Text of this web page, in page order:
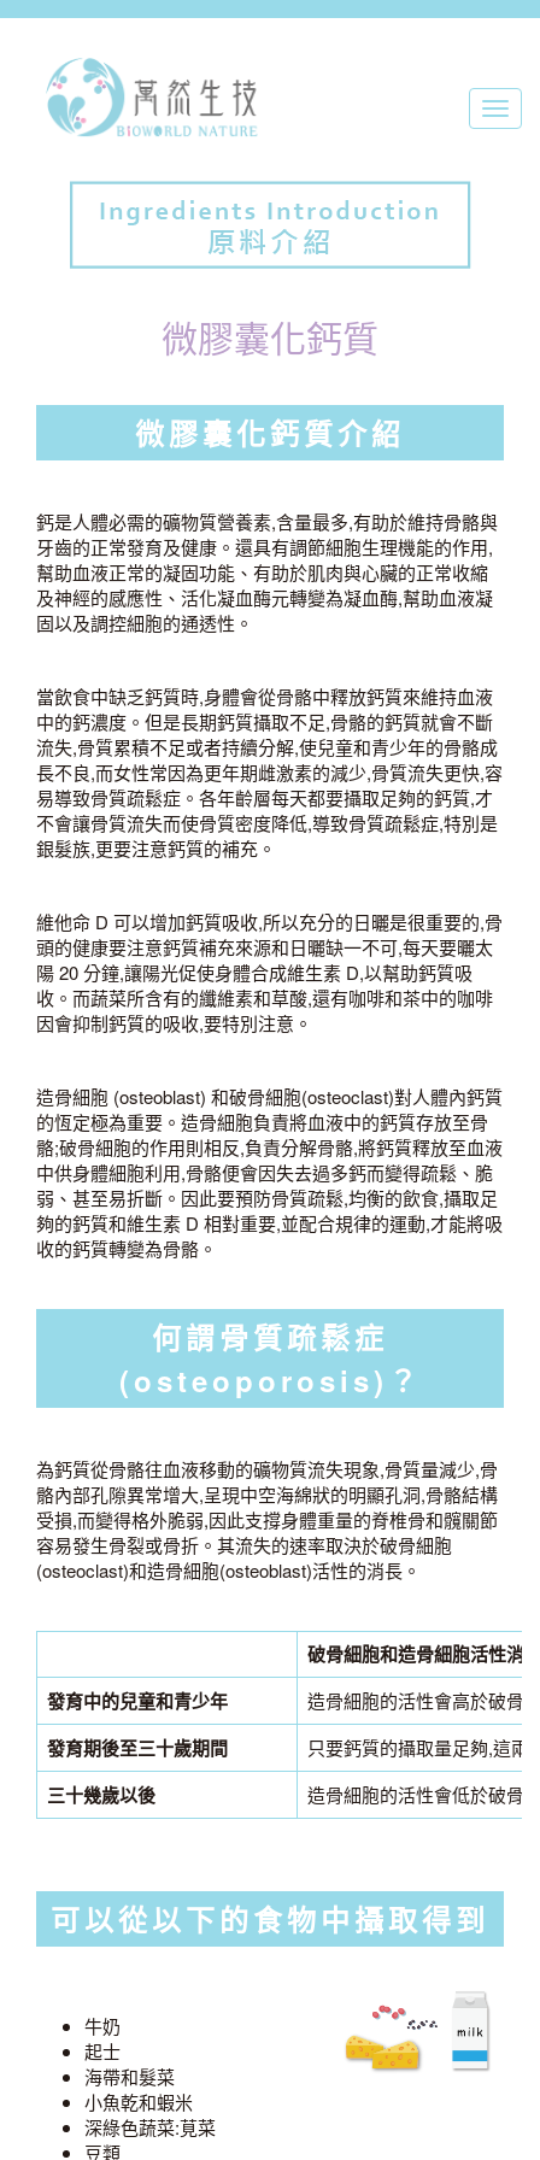
微膠囊化鈣質
微膠囊化鈣質介紹
鈣是人體必需的礦物質營養素,含量最多,有助於維持骨骼與
牙齒的正常發育及健康。還具有調節細胞生理機能的作用,
幫助血液正常的凝固功能、有助於肌肉與心臟的正常收縮
及神經的感應性、活化凝血酶元轉變為凝血酶,幫助血液凝
固以及調控細胞的通透性。
當飲食中缺乏鈣質時,身體會從骨骼中釋放鈣質來維持血液
中的鈣濃度。但是長期鈣質攝取不足,骨骼的鈣質就會不斷
流失,骨質累積不足或者持續分解,使兒童和青少年的骨骼成
長不良,而女性常因為更年期雌激素的減少,骨質流失更快,容
易導致骨質疏鬆症。各年齡層每天都要攝取足夠的鈣質,才
不會讓骨質流失而使骨質密度降低,導致骨質疏鬆症,特別是
銀髮族,更要注意鈣質的補充。
維他命 D 可以增加鈣質吸收,所以充分的日曬是很重要的,骨
頭的健康要注意鈣質補充來源和日曬缺一不可,每天要曬太
陽 20 分鐘,讓陽光促使身體合成維生素 D,以幫助鈣質吸
收。而蔬菜所含有的纖維素和草酸,還有咖啡和茶中的咖啡
因會抑制鈣質的吸收,要特別注意。
造骨細胞 (osteoblast) 和破骨細胞(osteoclast)對人體內鈣質
的恆定極為重要。造骨細胞負責將血液中的鈣質存放至骨
骼;破骨細胞的作用則相反,負責分解骨骼,將鈣質釋放至血液
中供身體細胞利用,骨骼便會因失去過多鈣而變得疏鬆、脆
弱、甚至易折斷。因此要預防骨質疏鬆,均衡的飲食,攝取足
夠的鈣質和維生素 D 相對重要,並配合規律的運動,才能將吸
收的鈣質轉變為骨骼。
何謂骨質疏鬆症
(osteoporosis)？
為鈣質從骨骼往血液移動的礦物質流失現象,骨質量減少,骨
骼內部孔隙異常增大,呈現中空海綿狀的明顯孔洞,骨骼結構
受損,而變得格外脆弱,因此支撐身體重量的脊椎骨和髖關節
容易發生骨裂或骨折。其流失的速率取決於破骨細胞
(osteoclast)和造骨細胞(osteoblast)活性的消長。
破骨細胞和造骨細胞活性消
發育中的兒童和青少年
造骨細胞的活性會高於破骨
發育期後至三十歲期間 只要鈣質的攝取量足夠,這兩
三十幾歲以後 造骨細胞的活性會低於破骨
可以從以下的食物中攝取得到
牛奶
起士
海帶和髮菜
小魚乾和蝦米
深綠色蔬菜:莧菜
豆類